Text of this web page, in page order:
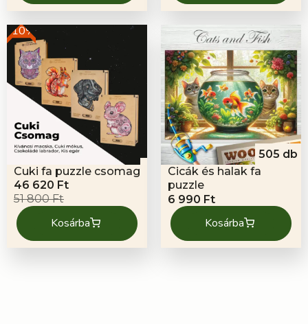
-10%
Cuki fa puzzle csomag
51 800Ft
Original
price
was:
51
800 Ft.
46 620 Ft
Current
price
is:
46
620 Ft.
Kosárba
505 db
Cicák és halak fa
puzzle
6 990 Ft
Kosárba